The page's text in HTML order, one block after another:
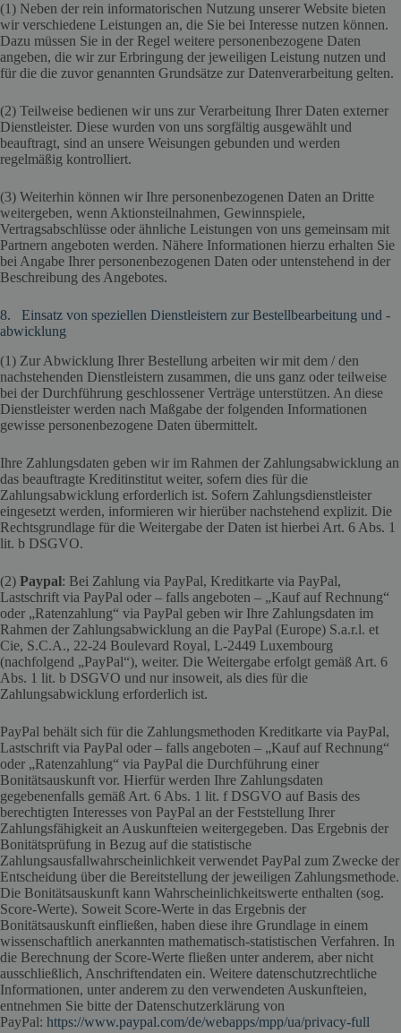
(1) Neben der rein informatorischen Nutzung unserer Website bieten
wir verschiedene Leistungen an, die Sie bei Interesse nutzen können.
Dazu müssen Sie in der Regel weitere personenbezogene Daten
angeben, die wir zur Erbringung der jeweiligen Leistung nutzen und
für die die zuvor genannten Grundsätze zur Datenverarbeitung gelten.
(2) Teilweise bedienen wir uns zur Verarbeitung Ihrer Daten externer
Dienstleister. Diese wurden von uns sorgfältig ausgewählt und
beauftragt, sind an unsere Weisungen gebunden und werden
regelmäßig kontrolliert.
(3) Weiterhin können wir Ihre personenbezogenen Daten an Dritte
weitergeben, wenn Aktionsteilnahmen, Gewinnspiele,
Vertragsabschlüsse oder ähnliche Leistungen von uns gemeinsam mit
Partnern angeboten werden. Nähere Informationen hierzu erhalten Sie
bei Angabe Ihrer personenbezogenen Daten oder untenstehend in der
Beschreibung des Angebotes.
8. Einsatz von speziellen Dienstleistern zur Bestellbearbeitung und -
abwicklung
(1) Zur Abwicklung Ihrer Bestellung arbeiten wir mit dem / den
nachstehenden Dienstleistern zusammen, die uns ganz oder teilweise
bei der Durchführung geschlossener Verträge unterstützen. An diese
Dienstleister werden nach Maßgabe der folgenden Informationen
gewisse personenbezogene Daten übermittelt.
Ihre Zahlungsdaten geben wir im Rahmen der Zahlungsabwicklung an
das beauftragte Kreditinstitut weiter, sofern dies für die
Zahlungsabwicklung erforderlich ist. Sofern Zahlungsdienstleister
eingesetzt werden, informieren wir hierüber nachstehend explizit. Die
Rechtsgrundlage für die Weitergabe der Daten ist hierbei Art. 6 Abs. 1
lit. b DSGVO.
(2) Paypal: Bei Zahlung via PayPal, Kreditkarte via PayPal,
Lastschrift via PayPal oder – falls angeboten – „Kauf auf Rechnung“
oder „Ratenzahlung“ via PayPal geben wir Ihre Zahlungsdaten im
Rahmen der Zahlungsabwicklung an die PayPal (Europe) S.a.r.l. et
Cie, S.C.A., 22-24 Boulevard Royal, L-2449 Luxembourg
(nachfolgend „PayPal“), weiter. Die Weitergabe erfolgt gemäß Art. 6
Abs. 1 lit. b DSGVO und nur insoweit, als dies für die
Zahlungsabwicklung erforderlich ist.
PayPal behält sich für die Zahlungsmethoden Kreditkarte via PayPal,
Lastschrift via PayPal oder – falls angeboten – „Kauf auf Rechnung“
oder „Ratenzahlung“ via PayPal die Durchführung einer
Bonitätsauskunft vor. Hierfür werden Ihre Zahlungsdaten
gegebenenfalls gemäß Art. 6 Abs. 1 lit. f DSGVO auf Basis des
berechtigten Interesses von PayPal an der Feststellung Ihrer
Zahlungsfähigkeit an Auskunfteien weitergegeben. Das Ergebnis der
Bonitätsprüfung in Bezug auf die statistische
Zahlungsausfallwahrscheinlichkeit verwendet PayPal zum Zwecke der
Entscheidung über die Bereitstellung der jeweiligen Zahlungsmethode.
Die Bonitätsauskunft kann Wahrscheinlichkeitswerte enthalten (sog.
Score-Werte). Soweit Score-Werte in das Ergebnis der
Bonitätsauskunft einfließen, haben diese ihre Grundlage in einem
wissenschaftlich anerkannten mathematisch-statistischen Verfahren. In
die Berechnung der Score-Werte fließen unter anderem, aber nicht
ausschließlich, Anschriftendaten ein. Weitere datenschutzrechtliche
Informationen, unter anderem zu den verwendeten Auskunfteien,
entnehmen Sie bitte der Datenschutzerklärung von
PayPal: https://www.paypal.com/de/webapps/mpp/ua/privacy-full